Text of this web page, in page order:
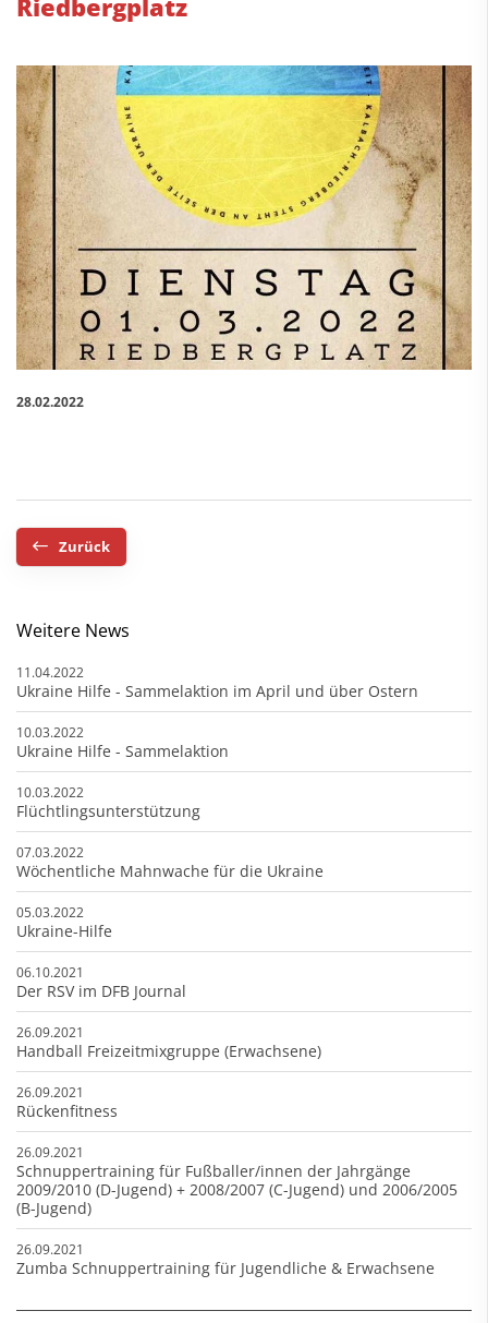
Riedbergplatz
28.02.2022
Zurück
Weitere News
11.04.2022
Ukraine Hilfe - Sammelaktion im April und über Ostern
10.03.2022
Ukraine Hilfe - Sammelaktion
10.03.2022
Flüchtlingsunterstützung
07.03.2022
Wöchentliche Mahnwache für die Ukraine
05.03.2022
Ukraine-Hilfe
06.10.2021
Der RSV im DFB Journal
26.09.2021
Handball Freizeitmixgruppe (Erwachsene)
26.09.2021
Rückenfitness
26.09.2021
Schnuppertraining für Fußballer/innen der Jahrgänge
2009/2010 (D-Jugend) + 2008/2007 (C-Jugend) und 2006/2005
(B-Jugend)
26.09.2021
Zumba Schnuppertraining für Jugendliche & Erwachsene